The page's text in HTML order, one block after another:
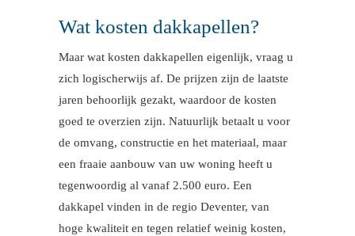
Wat kosten dakkapellen?
Maar wat kosten dakkapellen eigenlijk, vraag u
zich logischerwijs af. De prijzen zijn de laatste
jaren behoorlijk gezakt, waardoor de kosten
goed te overzien zijn. Natuurlijk betaalt u voor
de omvang, constructie en het materiaal, maar
een fraaie aanbouw van uw woning heeft u
tegenwoordig al vanaf 2.500 euro. Een
dakkapel vinden in de regio Deventer, van
hoge kwaliteit en tegen relatief weinig kosten,